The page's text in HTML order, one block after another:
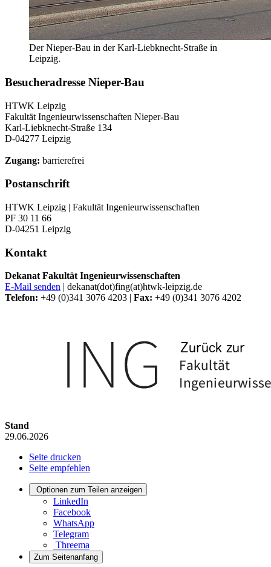
Der Nieper-Bau in der Karl-Liebknecht-Straße in
Leipzig.
Besucheradresse Nieper-Bau
HTWK Leipzig
Fakultät Ingenieurwissenschaften Nieper-Bau
Karl-Liebknecht-Straße 134
D-04277 Leipzig
Zugang: barrierefrei
Postanschrift
HTWK Leipzig | Fakultät Ingenieurwissenschaften
PF 30 11 66
D-04251 Leipzig
Kontakt
Dekanat Fakultät Ingenieurwissenschaften
E-Mail senden | dekanat(dot)fing(at)htwk-leipzig.de
Telefon: +49 (0)341 3076 4203 | Fax: +49 (0)341 3076 4202
Stand
29.06.2026
Seite drucken
Seite empfehlen
Optionen zum Teilen anzeigen
LinkedIn
Facebook
WhatsApp
Telegram
Threema
Zum Seitenanfang